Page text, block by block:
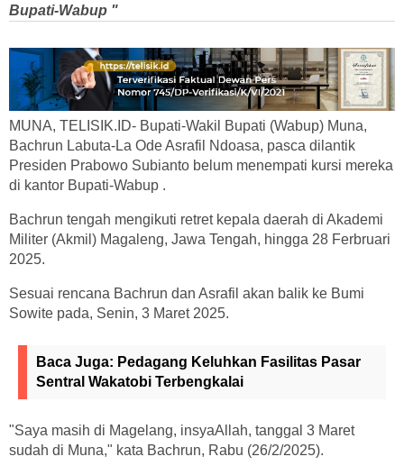
Bupati-Wabup "
MUNA, TELISIK.ID- Bupati-Wakil Bupati (Wabup) Muna,
Bachrun Labuta-La Ode Asrafil Ndoasa, pasca dilantik
Presiden Prabowo Subianto belum menempati kursi mereka
di kantor Bupati-Wabup .
Bachrun tengah mengikuti retret kepala daerah di Akademi
Militer (Akmil) Magaleng, Jawa Tengah, hingga 28 Ferbruari
2025.
Sesuai rencana Bachrun dan Asrafil akan balik ke Bumi
Sowite pada, Senin, 3 Maret 2025.
Baca Juga: Pedagang Keluhkan Fasilitas Pasar
Sentral Wakatobi Terbengkalai
"Saya masih di Magelang, insyaAllah, tanggal 3 Maret
sudah di Muna," kata Bachrun, Rabu (26/2/2025).